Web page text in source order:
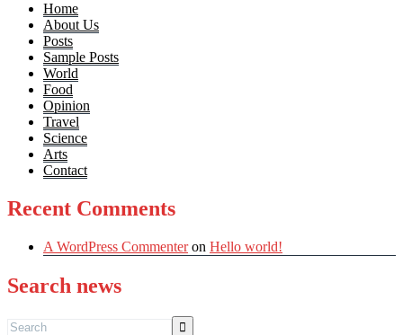
Home
About Us
Posts
Sample Posts
World
Food
Opinion
Travel
Science
Arts
Contact
Recent Comments
A WordPress Commenteron Hello world!
Search news